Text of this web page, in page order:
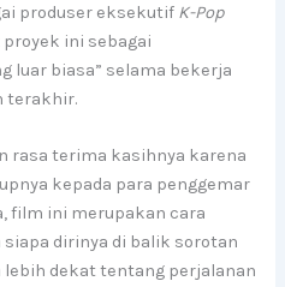
produser eksekutif K-Pop
proyek ini sebagai
luar biasa” selama bekerja
terakhir.
rasa terima kasihnya karena
kepada para penggemar
film ini merupakan cara
dirinya di balik sorotan
dekat tentang perjalanan